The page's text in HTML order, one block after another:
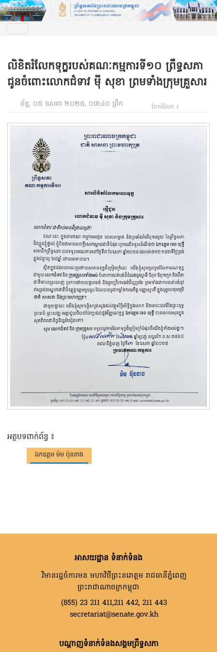
លិខិតរំលែកទុក្ខរបស់គណៈកម្មការទី១០ ព្រឹទ្ធសភា
ជូនចំពោះលោកជំទាវ ម៉ី សុខា ព្រមទាំងក្រុមគ្រួសារ
ច័ន្ទ, ០៥ ឧសភា ២០២៥, ០៧:៤០ ព្រឹក ចែករំលែក ៖
អត្ថបទពាក់ព័ន្ធ ៖
ឯកឧត្តម ម៉ម ប៉ុននាង
អាសយដ្ឋាន ទំនាក់ទំនង
វិមានរដ្ឋចំការមន មហាវិថីព្រះនរោត្តម រាជធានីភ្នំពេញ
ព្រះរាជាណាចក្រកម្ពុជា
(855) 23 211 411,211 442, 211 443
secretariat@senate.gov.kh
បណ្តាញទំនាក់ទំនងសង្គមព្រឹទ្ធសភា